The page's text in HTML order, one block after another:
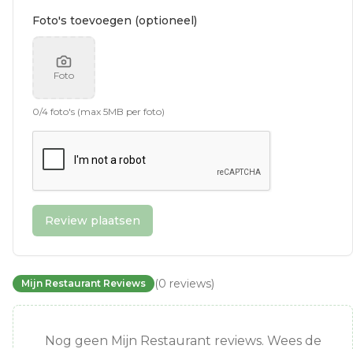
Foto's toevoegen (optioneel)
Foto
0/4 foto's (max 5MB per foto)
Review plaatsen
Mijn Restaurant Reviews (0 reviews)
Nog geen Mijn Restaurant reviews. Wees de